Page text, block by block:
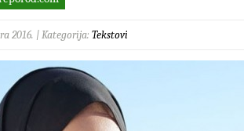
2016. | Kategorija: Tekstovi